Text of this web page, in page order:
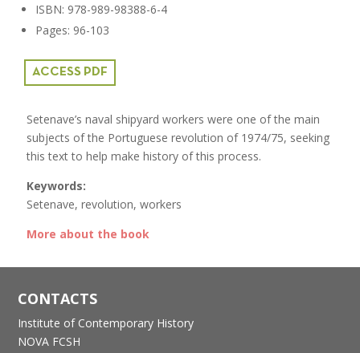
ISBN: 978-989-98388-6-4
Pages: 96-103
ACCESS PDF
Setenave’s naval shipyard workers were one of the main
subjects of the Portuguese revolution of 1974/75, seeking
this text to help make history of this process.
Keywords:
Setenave, revolution, workers
More about the book
CONTACTS
Institute of Contemporary History
NOVA FCSH